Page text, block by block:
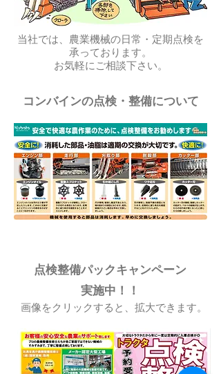
当社では、農業機械の日常・定期点検を
承っております。
お気軽にご相談下さい。
コンバインの点検・整備について
点検整備パックキャンペーン
実施中！！
​画像をクリックすると、拡大できます。